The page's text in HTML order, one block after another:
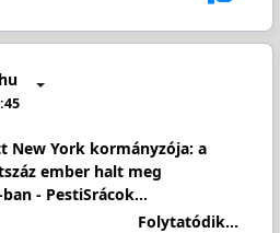
New York kormányzója: a
ember halt meg
- PestiSrácok…
Folytatódik...